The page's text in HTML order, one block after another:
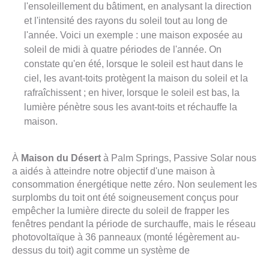
l'ensoleillement du bâtiment, en analysant la direction
et l'intensité des rayons du soleil tout au long de
l'année. Voici un exemple : une maison exposée au
soleil de midi à quatre périodes de l'année. On
constate qu'en été, lorsque le soleil est haut dans le
ciel, les avant-toits protègent la maison du soleil et la
rafraîchissent ; en hiver, lorsque le soleil est bas, la
lumière pénètre sous les avant-toits et réchauffe la
maison.
À Maison du Désert à Palm Springs, Passive Solar nous
a aidés à atteindre notre objectif d'une maison à
consommation énergétique nette zéro. Non seulement les
surplombs du toit ont été soigneusement conçus pour
empêcher la lumière directe du soleil de frapper les
fenêtres pendant la période de surchauffe, mais le réseau
photovoltaïque à 36 panneaux (monté légèrement au-
dessus du toit) agit comme un système de